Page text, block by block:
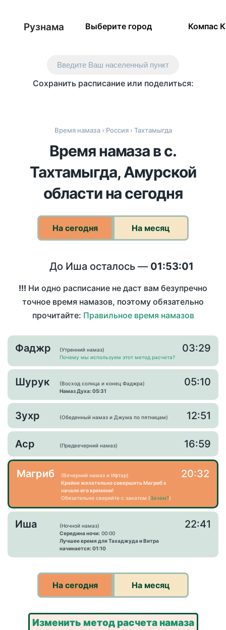
Рузнама Выберите город Компас
Введите Ваш населенный пункт
Сохранить расписание или поделиться:
Время намаза› Россия› Тахтамыгда
Время намаза в с.
Тахтамыгда, Амурской
области на сегодня
На сегодня На месяц
До Иша осталось — 01:53:01
!!! Ни одно расписание не даст вам безупречно
точное время намазов, поэтому обязательно
прочитайте: Правильное время намазов
Фаджр
(Утренний намаз)
Почему мы используем этот метод расчета?
03:29
Шурук
(Восход солнца и конец Фаджра)
Намаз Духа: 05:31
05:10
Зухр (Обеденный намаз и Джума по пятницам) 12:51
Аср (Предвечерний намаз) 16:59
Магриб
(Вечерний намаз и Ифтар)
Крайне желательно совершить Магриб в
начале его времени!
Обязательно сверяйте с закатом (Зачем?)
20:32
Иша
(Ночной намаз)
Середина ночи: 00:00
Лучшее время для Тахаджуда и Витра
начинается: 01:10
22:41
На сегодня На месяц
Изменить метод расчета намаза